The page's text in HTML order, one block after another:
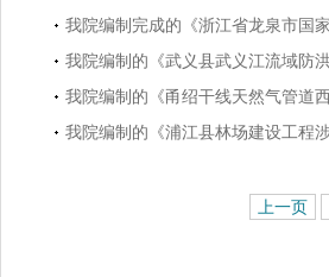
我院编制完成的《浙江省龙泉市国
我院编制的《武义县武义江流域防
我院编制的《甬绍干线天然气管道
我院编制的《浦江县林场建设工程
上一页